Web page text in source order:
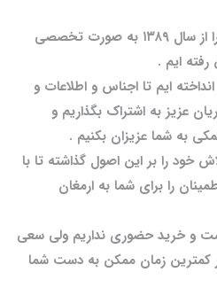
مشتریان عزیز ما فعالیت خود را از سال ۱۳۸۹ به صورت تخصصی
رفته ایم .
ایم تا اجناس و اطلاعات و
عزیز به اشتراک بگذاریم و
به شما عزیزان بکنیم .
خود را بر این اصول گذاشته تا با
را برای شما به ارمغان
و خرید حضوری نداریم ولی سعی
کمترین زمان ممکن به دست شما